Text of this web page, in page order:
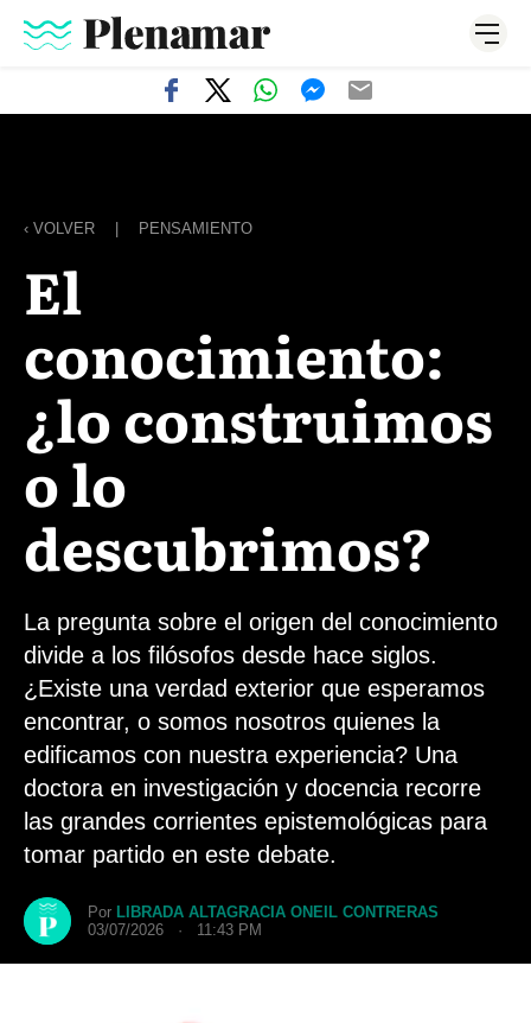
‹ VOLVER PENSAMIENTO
El
conocimiento:
¿lo construimos
o lo
descubrimos?
La pregunta sobre el origen del conocimiento
divide a los filósofos desde hace siglos.
¿Existe una verdad exterior que esperamos
encontrar, o somos nosotros quienes la
edificamos con nuestra experiencia? Una
doctora en investigación y docencia recorre
las grandes corrientes epistemológicas para
tomar partido en este debate.
Por LIBRADA ALTAGRACIA ONEIL CONTRERAS
03/07/2026 · 11:43 PM